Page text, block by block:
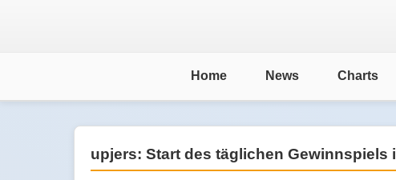
Home News Charts
upjers: Start des täglichen Gewinnspiels